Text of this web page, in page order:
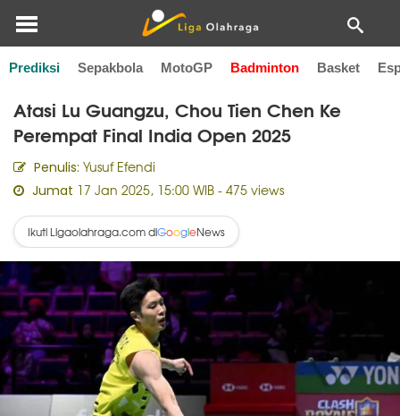
Prediksi Sepakbola MotoGP Badminton Basket
Home Badminton
Atasi Lu Guangzu, Chou Tien Chen Ke
Perempat Final India Open 2025
Penulis: Yusuf Efendi
Jumat 17 Jan 2025, 15:00 WIB - 475 views
Ikuti Ligaolahraga.com diGoogleNews